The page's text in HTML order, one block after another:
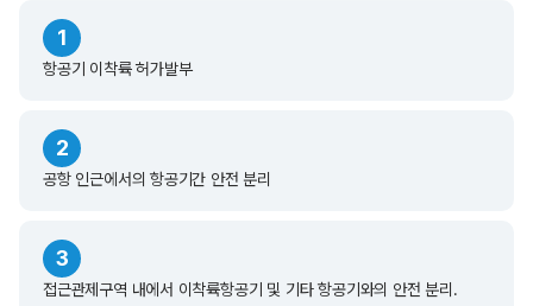
1
항공기 이착륙 허가발부
2
공항 인근에서의 항공기간 안전 분리
3
접근관제구역 내에서 이착륙항공기 및 기타 항공기와의 안전 분리.